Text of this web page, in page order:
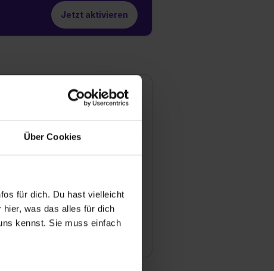
Über Cookies
für dich. Du hast vielleicht
was das alles für dich
kennst. Sie muss einfach
Jetzt aktivieren
alimex GmbH Precision in
47877 Willich
/ 91 77 - 359
1970